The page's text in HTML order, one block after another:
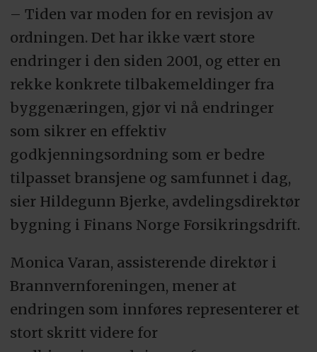
– Tiden var moden for en revisjon av
ordningen. Det har ikke vært store
endringer i den siden 2001, og etter en
rekke konkrete tilbakemeldinger fra
byggenæringen, gjør vi nå endringer
som sikrer en effektiv
godkjenningsordning som er bedre
tilpasset bransjene og samfunnet i dag,
sier Hildegunn Bjerke, avdelingsdirektør
bygning i Finans Norge Forsikringsdrift.
Monica Varan, assisterende direktør i
Brannvernforeningen, mener at
endringen som innføres representerer et
stort skritt videre for